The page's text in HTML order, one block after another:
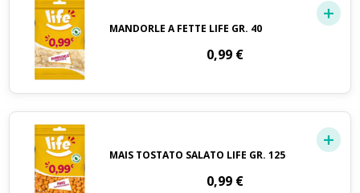
MANDORLE A FETTE LIFE GR. 40
0,99 €
MAIS TOSTATO SALATO LIFE GR. 125
0,99 €